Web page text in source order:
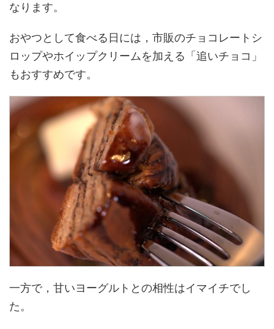
なります。
おやつとして食べる日には，市販のチョコレートシ
ロップやホイップクリームを加える「追いチョコ」
もおすすめです。
一方で，甘いヨーグルトとの相性はイマイチでし
た。